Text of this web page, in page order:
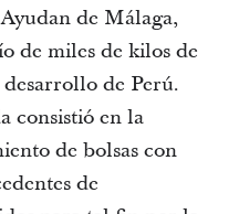
de Málaga,
de miles de kilos de
desarrollo de Perú.
consistió en la
de bolsas con
de